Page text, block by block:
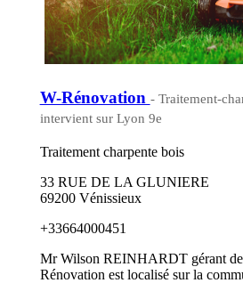
W-Rénovation - Traitement-
intervient sur Lyon 9e
Traitement charpente bois
33 RUE DE LA GLUNIERE
69200 Vénissieux
+33664000451
Mr Wilson REINHARDT gérant de
Rénovation est localisé sur la